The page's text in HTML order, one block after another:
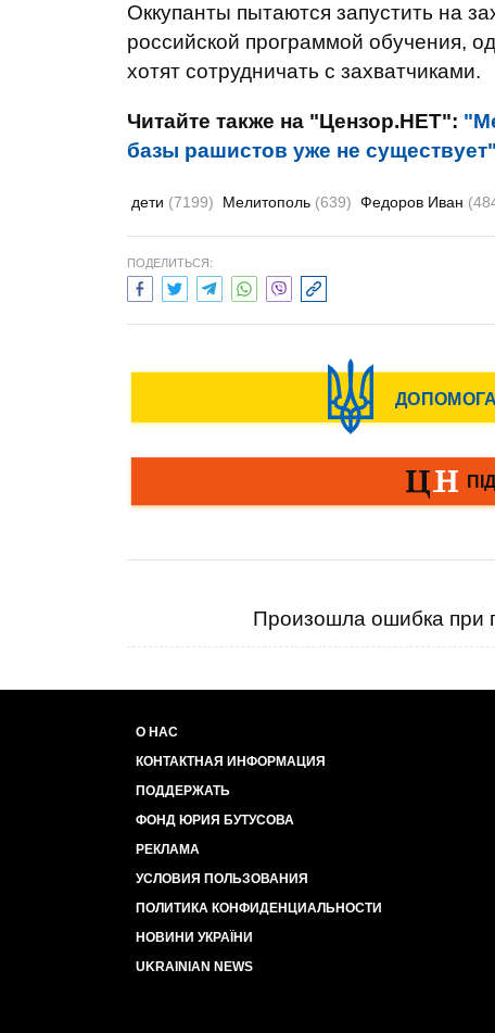
Оккупанты пытаются запустить на
российской программой обучения,
хотят сотрудничать с захватчиками.
Читайте также на "Цензор.НЕТ":
базы рашистов уже не
дети (7199) Мелитополь (639) Федоров Иван
ПОДЕЛИТЬСЯ:
Произошла ошибка при
О НАС
КОНТАКТНАЯ ИНФОРМАЦИЯ
ПОДДЕРЖАТЬ
ФОНД ЮРИЯ БУТУСОВА
РЕКЛАМА
УСЛОВИЯ ПОЛЬЗОВАНИЯ
ПОЛИТИКА КОНФИДЕНЦИАЛЬНОСТИ
НОВИНИ УКРАЇНИ
UKRAINIAN NEWS